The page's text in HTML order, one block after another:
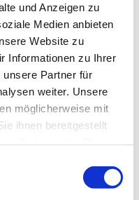
und Anzeigen zu
Medien anbieten
Website zu
Informationen zu Ihrer
unsere Partner für
weiter. Unsere
möglicherweise mit
ihnen bereitgestellt
seit der
ihrem - mal
aber immer präzisen
gab es für die 28-
vor der